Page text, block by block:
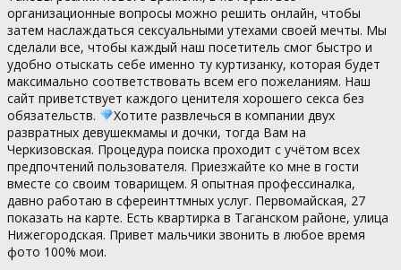
организационные вопросы можно решить онлайн, чтобы
затем наслаждаться сексуальными утехами своей мечты. Мы
сделали все, чтобы каждый наш посетитель смог быстро и
удобно отыскать себе именно ту куртизанку, которая будет
максимально соответствовать всем его пожеланиям. Наш
сайт приветствует каждого ценителя хорошего секса без
обязательств.
Хотите развлечься в компании двух
развратных девушекмамы и дочки, тогда Вам на
Черкизовская. Процедура поиска проходит с учётом всех
предпочтений пользователя. Приезжайте ко мне в гости
вместе со своим товарищем. Я опытная профессиналка,
давно работаю в сфереинттмных услуг. Первомайская, 27
показать на карте. Есть квартирка в Таганском районе, улица
Нижегородская. Привет мальчики звонить в любое время
фото 100% мои.